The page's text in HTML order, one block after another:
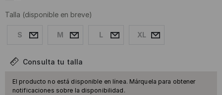
Talla (disponible en breve)
S M L XL
Consulta tu talla
El producto no está disponible en línea. Márquela para obtener
notificaciones sobre la disponibilidad.